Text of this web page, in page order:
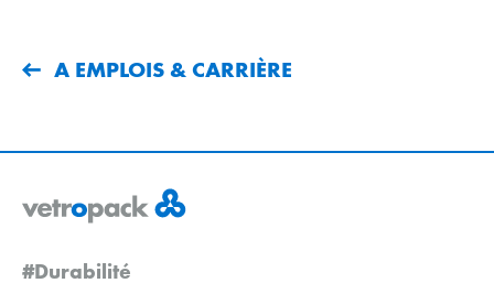
A EMPLOIS & CARRIÈRE
#Durabilité